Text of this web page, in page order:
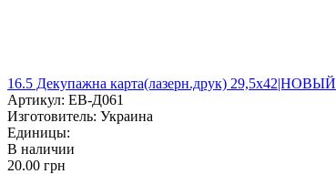
16.5 Декупажна карта(лазерн.друк)
Артикул: ЕВ-Д061
Изготовитель: Украина
Единицы:
В наличии
20.00 грн